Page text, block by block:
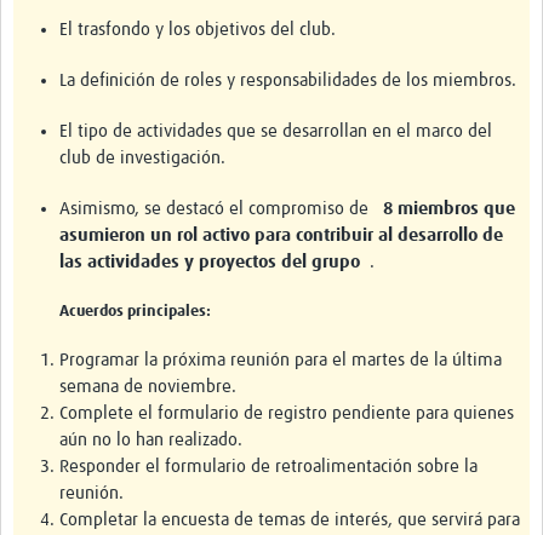
El trasfondo y los objetivos del club.
La definición de roles y responsabilidades de los miembros.
El tipo de actividades que se desarrollan en el marco del
club de investigación.
Asimismo, se destacó el compromiso de 8 miembros que
asumieron un rol activo para contribuir al desarrollo de
las actividades y proyectos del grupo .
Acuerdos principales:
Programar la próxima reunión para el martes de la última
semana de noviembre.
Complete el formulario de registro pendiente para quienes
aún no lo han realizado.
Responder el formulario de retroalimentación sobre la
reunión.
Completar la encuesta de temas de interés, que servirá para